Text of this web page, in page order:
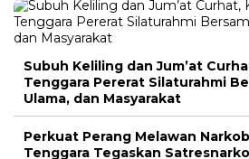
Subuh Keliling dan Jum’at
Tenggara Pererat Silaturahmi
Ulama, dan Masyarakat
Perkuat Perang Melawan
Tenggara Tegaskan